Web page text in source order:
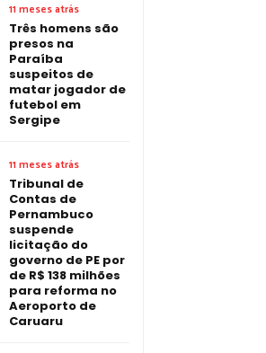
11 meses atrás
Três homens são
presos na
Paraíba
suspeitos de
matar jogador de
futebol em
Sergipe
11 meses atrás
Tribunal de
Contas de
Pernambuco
suspende
licitação do
governo de PE por
de R$ 138 milhões
para reforma no
Aeroporto de
Caruaru